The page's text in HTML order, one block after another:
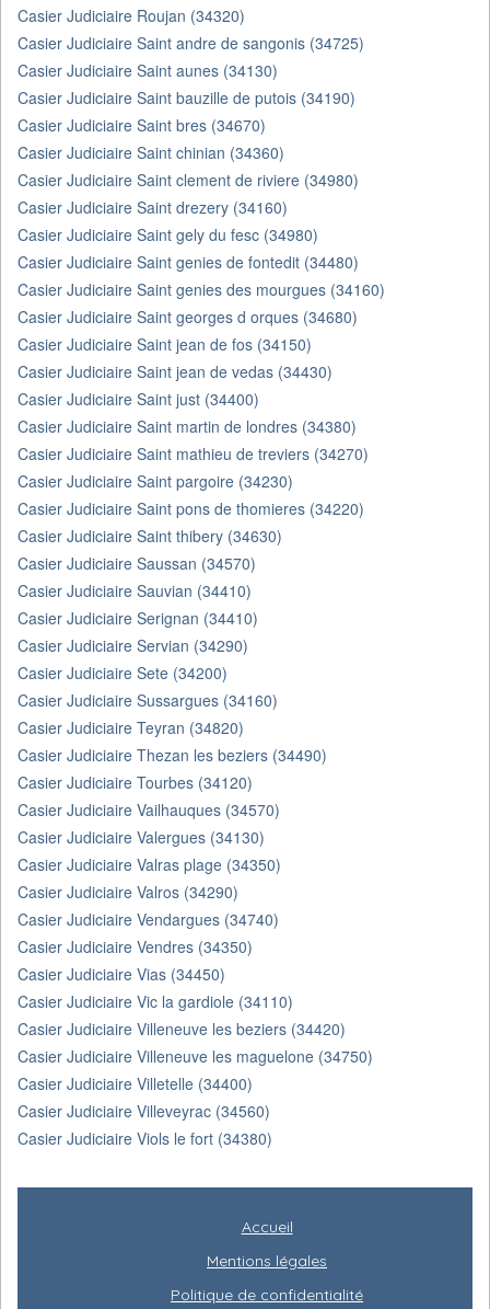
Casier Judiciaire Roujan (34320)
Casier Judiciaire Saint andre de sangonis (34725)
Casier Judiciaire Saint aunes (34130)
Casier Judiciaire Saint bauzille de putois (34190)
Casier Judiciaire Saint bres (34670)
Casier Judiciaire Saint chinian (34360)
Casier Judiciaire Saint clement de riviere (34980)
Casier Judiciaire Saint drezery (34160)
Casier Judiciaire Saint gely du fesc (34980)
Casier Judiciaire Saint genies de fontedit (34480)
Casier Judiciaire Saint genies des mourgues (34160)
Casier Judiciaire Saint georges d orques (34680)
Casier Judiciaire Saint jean de fos (34150)
Casier Judiciaire Saint jean de vedas (34430)
Casier Judiciaire Saint just (34400)
Casier Judiciaire Saint martin de londres (34380)
Casier Judiciaire Saint mathieu de treviers (34270)
Casier Judiciaire Saint pargoire (34230)
Casier Judiciaire Saint pons de thomieres (34220)
Casier Judiciaire Saint thibery (34630)
Casier Judiciaire Saussan (34570)
Casier Judiciaire Sauvian (34410)
Casier Judiciaire Serignan (34410)
Casier Judiciaire Servian (34290)
Casier Judiciaire Sete (34200)
Casier Judiciaire Sussargues (34160)
Casier Judiciaire Teyran (34820)
Casier Judiciaire Thezan les beziers (34490)
Casier Judiciaire Tourbes (34120)
Casier Judiciaire Vailhauques (34570)
Casier Judiciaire Valergues (34130)
Casier Judiciaire Valras plage (34350)
Casier Judiciaire Valros (34290)
Casier Judiciaire Vendargues (34740)
Casier Judiciaire Vendres (34350)
Casier Judiciaire Vias (34450)
Casier Judiciaire Vic la gardiole (34110)
Casier Judiciaire Villeneuve les beziers (34420)
Casier Judiciaire Villeneuve les maguelone (34750)
Casier Judiciaire Villetelle (34400)
Casier Judiciaire Villeveyrac (34560)
Casier Judiciaire Viols le fort (34380)
Accueil
Mentions légales
Politique de confidentialité